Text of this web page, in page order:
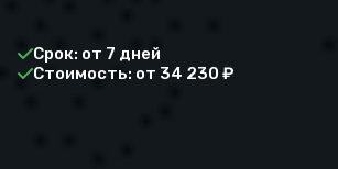
Срок: от 7 дней
Стоимость: от 34 230 ₽